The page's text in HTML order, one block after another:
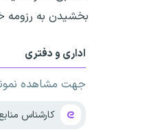
بخشیدن به رزومه
اداری و دفتری
جهت مشاهده
کارشناس